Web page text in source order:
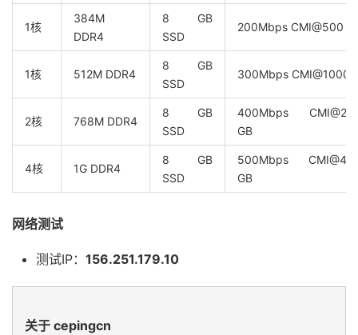
1核
384M
DDR4
8 GB
SSD
200Mbps CMI@500
1核 512M DDR4
8 GB
SSD
300Mbps CMI@1000
2核 768M DDR4
8 GB
SSD
400Mbps
GB
4核 1G DDR4
8 GB
SSD
500Mbps
GB
网络测试
测试IP： 156.251.179.10
关于 cepingcn